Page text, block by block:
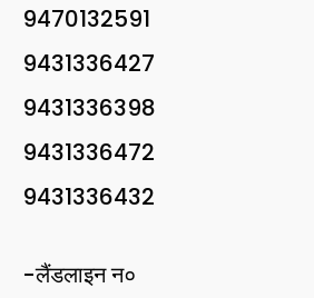
9470132591
9431336427
9431336398
9431336472
9431336432
-लैंडलाइन न०